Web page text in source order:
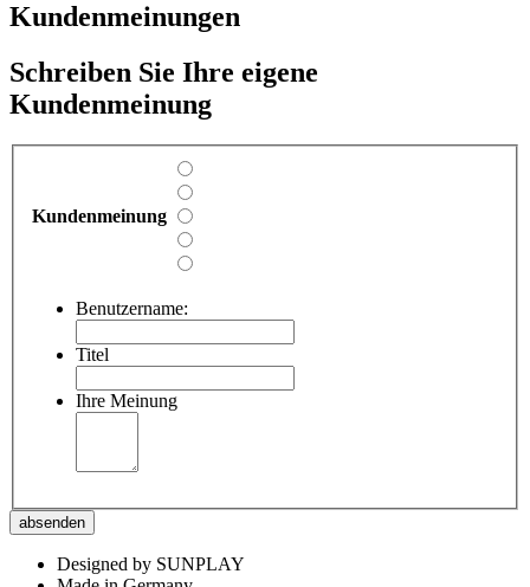
Kundenmeinungen
Schreiben Sie Ihre eigene
Kundenmeinung
Kundenmeinung
Benutzername:
Titel
Ihre Meinung
absenden
Designed by SUNPLAY